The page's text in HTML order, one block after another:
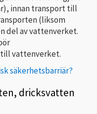
innan transport till
(liksom
del av vattenverket.
vattenverket.
säkerhetsbarriär?
dricksvatten